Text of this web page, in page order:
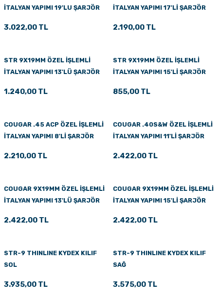
İTALYAN YAPIMI 19'LU ŞARJÖR
3.022,00 TL
İTALYAN YAPIMI 17'Lİ ŞARJÖR
2.190,00 TL
STR 9X19MM ÖZEL İŞLEMLİ
İTALYAN YAPIMI 13'LÜ ŞARJÖR
1.240,00 TL
STR 9X19MM ÖZEL İŞLEMLİ
İTALYAN YAPIMI 15'Lİ ŞARJÖR
855,00 TL
COUGAR .45 ACP ÖZEL İŞLEMLİ
İTALYAN YAPIMI 8'Lİ ŞARJÖR
2.210,00 TL
COUGAR .40S&W ÖZEL İŞLEMLİ
İTALYAN YAPIMI 11'Lİ ŞARJÖR
2.422,00 TL
COUGAR 9X19MM ÖZEL İŞLEMLİ
İTALYAN YAPIMI 13'LÜ ŞARJÖR
2.422,00 TL
COUGAR 9X19MM ÖZEL İŞLEMLİ
İTALYAN YAPIMI 15'Lİ ŞARJÖR
2.422,00 TL
STR-9 THINLINE KYDEX KILIF
SOL
3.935,00 TL
STR-9 THINLINE KYDEX KILIF
SAĞ
3.575,00 TL